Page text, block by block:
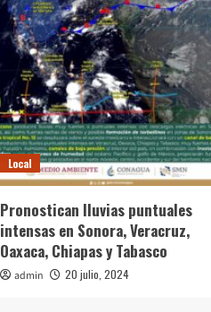
Local
Pronostican lluvias puntuales
intensas en Sonora, Veracruz,
Oaxaca, Chiapas y Tabasco
admin 20 julio, 2024